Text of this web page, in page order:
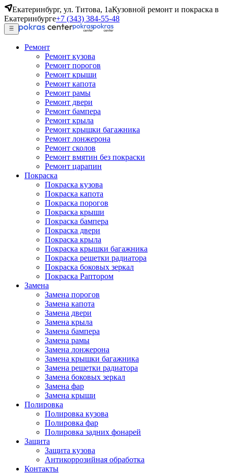
Екатеринбург, ул. Титова, 1аКузовной ремонт и покраска в
Екатеринбурге+7 (343) 384-55-48
Ремонт
Ремонт кузова
Ремонт порогов
Ремонт крыши
Ремонт капота
Ремонт рамы
Ремонт двери
Ремонт бампера
Ремонт крыла
Ремонт крышки багажника
Ремонт лонжерона
Ремонт сколов
Ремонт вмятин без покраски
Ремонт царапин
Покраска
Покраска кузова
Покраска капота
Покраска порогов
Покраска крыши
Покраска бампера
Покраска двери
Покраска крыла
Покраска крышки багажника
Покраска решетки радиатора
Покраска боковых зеркал
Покраска Раптором
Замена
Замена порогов
Замена капота
Замена двери
Замена крыла
Замена бампера
Замена рамы
Замена лонжерона
Замена крышки багажника
Замена решетки радиатора
Замена боковых зеркал
Замена фар
Замена крыши
Полировка
Полировка кузова
Полировка фар
Полировка задних фонарей
Защита
Защита кузова
Антикоррозийная обработка
Контакты